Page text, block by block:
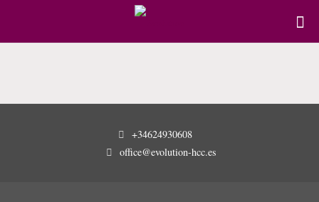
+34624930608
office@evolution-hcc.es